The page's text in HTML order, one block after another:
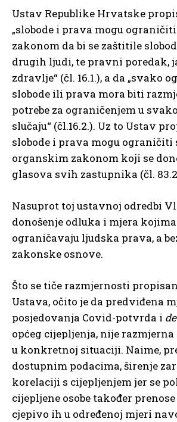
Ustav Republike Hrvatske
„slobode i prava mogu
zakonom da bi se zaštitile
drugih ljudi, te pravni poredak,
zdravlje“ (čl. 16.1.), a da „svako
slobode ili prava mora biti
potrebe za ograničenjem u
slučaju“ (čl.16.2.). Uz to Ustav
slobode i prava mogu ograničiti
organskim zakonom koji se
glasova svih zastupnika (čl.
Nasuprot toj ustavnoj odredbi
donošenje odluka i mjera kojima
ograničavaju ljudska prava, a
zakonske osnove.
Što se tiče razmjernosti
Ustava, očito je da predviđena
posjedovanja Covid-potvrda i
općeg cijepljenja, nije
u konkretnoj situaciji. Naime,
dostupnim podacima, širenje
korelaciji s cijepljenjem jer se
cijepljene osobe također prenose
cjepivo ih u određenoj mjeri